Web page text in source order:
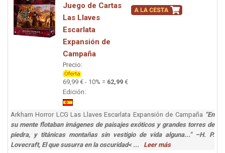
Juego de Cartas
Las Llaves
Escarlata
Expansión de
Campaña
Precio:
69,99 € - 10% = 62,99 €
Edición:
Arkham Horror LCG Las Llaves Escarlata Expansión de Campaña “En
su mente flotaban imágenes de paisajes exóticos y grandes torres de
piedra, y titánicas montañas sin vestigio de vida alguna...” –H. P.
Lovecraft, El que susurra en la oscuridad< ... Leer más